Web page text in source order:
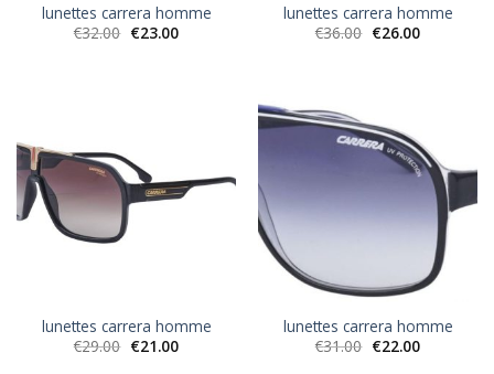
lunettes carrera homme
€32.00 €23.00
lunettes carrera homme
€36.00 €26.00
lunettes carrera homme
€29.00 €21.00
lunettes carrera homme
€31.00 €22.00